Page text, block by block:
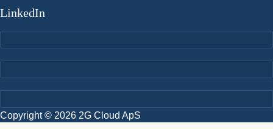
LinkedIn
Copyright © 2026 2G Cloud ApS